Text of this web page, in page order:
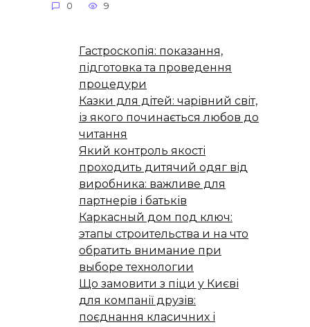
0 9
Гастроскопія: показання,
підготовка та проведення
процедури
Казки для дітей: чарівний світ,
із якого починається любов до
читання
Який контроль якості
проходить дитячий одяг від
виробника: важливе для
партнерів і батьків
Каркасный дом под ключ:
этапы строительства и на что
обратить внимание при
выборе технологии
Що замовити з піци у Києві
для компанії друзів:
поєднання класичних і